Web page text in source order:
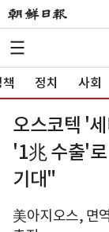
정치 사회
오스코텍 '
'1兆 수출'
기대"
美아지오스, 면